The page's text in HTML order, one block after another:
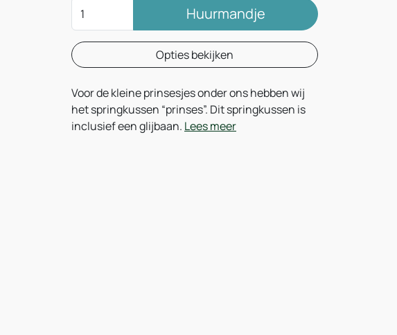
Huurmandje
Opties bekijken
Voor de kleine prinsesjes onder ons hebben wij
het springkussen “prinses”. Dit springkussen is
inclusief een glijbaan. Lees meer